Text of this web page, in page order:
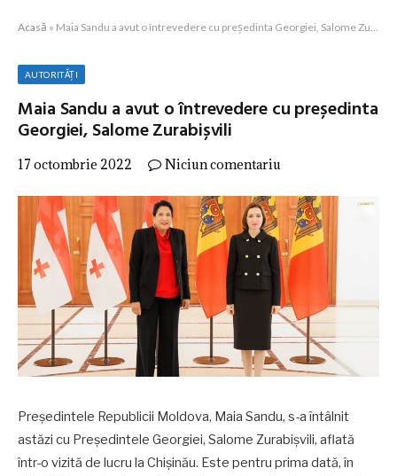
Acasă » Maia Sandu a avut o întrevedere cu președinta Georgiei, Salome Zurabișvili
AUTORITĂȚI
Maia Sandu a avut o întrevedere cu președinta
Georgiei, Salome Zurabișvili
17 octombrie 2022 Niciun comentariu
Președintele Republicii Moldova, Maia Sandu, s-a întâlnit
astăzi cu Președintele Georgiei, Salome Zurabișvili, aflată
într-o vizită de lucru la Chișinău. Este pentru prima dată, în